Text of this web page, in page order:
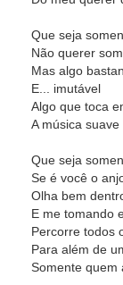
Que seja
Não querer
Mas algo
E... imutável
Algo que toca
A música suave
Que seja
Se é você o
Olha bem
E me tomando
Percorre todos
Para além de
Somente quem